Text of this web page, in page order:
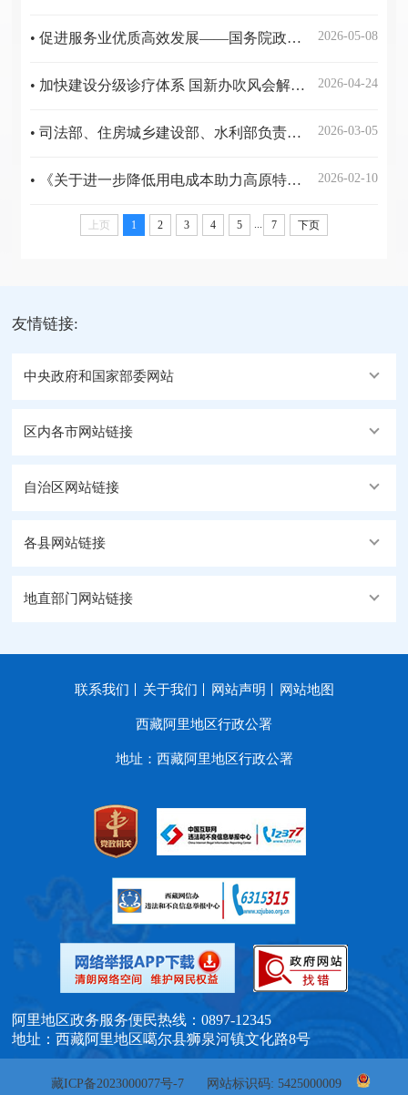
2026-05-08
• 促进服务业优质高效发展——国务院政策例行吹风会介绍《关于推进服务业扩能提质的意见》有关情况
2026-04-24
• 加快建设分级诊疗体系 国新办吹风会解读来了
2026-03-05
• 司法部、住房城乡建设部、水利部负责人就《供水条例》答记者问
2026-02-10
• 《关于进一步降低用电成本助力高原特色产业高质量发展的实施方案》解读
上页 1 2 3 4 5 ... 7 下页
友情链接:
中央政府和国家部委网站
区内各市网站链接
自治区网站链接
各县网站链接
地直部门网站链接
联系我们 关于我们 网站声明 网站地图
西藏阿里地区行政公署
地址：西藏阿里地区行政公署
阿里地区政务服务便民热线：0897-12345
地址：西藏阿里地区噶尔县狮泉河镇文化路8号
藏ICP备2023000077号-7 网站标识码: 5425000009